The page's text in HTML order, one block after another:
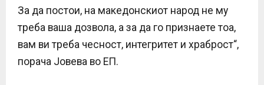
За да постои, на македонскиот народ не му
треба ваша дозвола, а за да го признаете тоа,
вам ви треба чесност, интегритет и храброст“,
порача Јовева во ЕП.